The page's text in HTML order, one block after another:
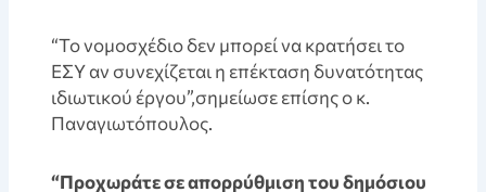
“Το νομοσχέδιο δεν μπορεί να κρατήσει το
ΕΣΥ αν συνεχίζεται η επέκταση δυνατότητας
ιδιωτικού έργου”,σημείωσε επίσης ο κ.
Παναγιωτόπουλος.
“Προχωράτε σε απορρύθμιση του δημόσιου